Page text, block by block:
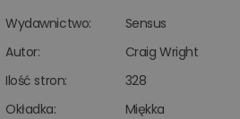
Wydawnictwo:
Sensus
Autor:
Craig Wright
Ilość stron:
328
Okładka:
Miękka